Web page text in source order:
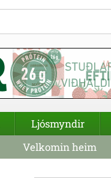
Ljósmyndir
Velkomin heim